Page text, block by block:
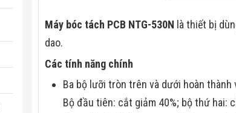
Máy bóc tách PCB NTG-530N là thiết bị
dao.
Các tính năng chính
Ba bộ lưỡi tròn trên và dưới hoàn thành
Bộ đầu tiên: cắt giảm 40%; bộ thứ hai: